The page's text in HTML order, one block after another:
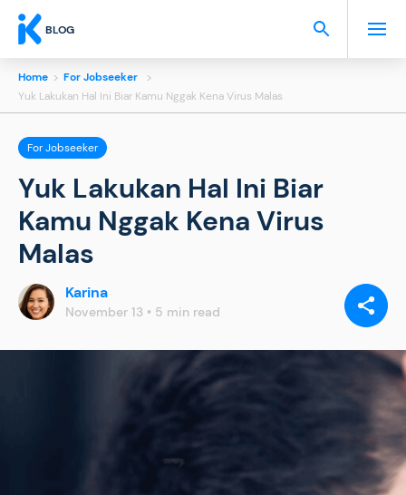
BLOG
Home > For Jobseeker >
Yuk Lakukan Hal Ini Biar Kamu Nggak Kena Virus Malas
For Jobseeker
Yuk Lakukan Hal Ini Biar
Kamu Nggak Kena Virus
Malas
Karina
November 13 • 5 min read
SHARE
VIA: